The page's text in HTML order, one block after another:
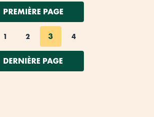
PREMIÈRE PAGE
1 2 3 4
DERNIÈRE PAGE